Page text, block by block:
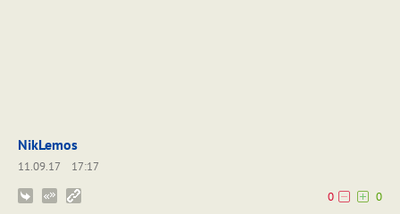
NikLemos
11.09.17
17:17
0
0